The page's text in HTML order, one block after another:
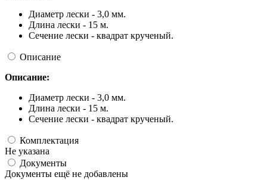
Диаметр лески - 3,0 мм.
Длина лески - 15 м.
Сечение лески - квадрат крученый.
Описание
Описание:
Диаметр лески - 3,0 мм.
Длина лески - 15 м.
Сечение лески - квадрат крученый.
Комплектация
Не указана
Документы
Документы ещё не добавлены